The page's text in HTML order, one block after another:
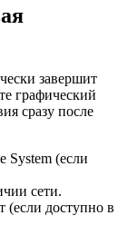
завершит
графический
сразу после
System (если
сети.
(если доступно в